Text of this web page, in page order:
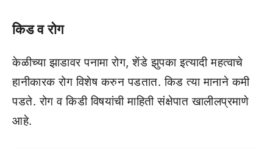
किड व रोग
केळीच्‍या झाडावर पनामा रोग, शेंडे झुपका इत्‍यादी महत्‍वाचे
हानीकारक रोग विशेष करुन पडतात. किड त्‍या मानाने कमी
पडते. रोग व किडी विषयांची माहिती संक्षेपात खालीलप्रमाणे
आहे.